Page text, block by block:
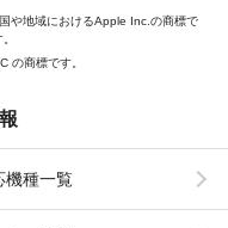
や地域におけるApple Inc.の商標で
の商標です。
機種一覧